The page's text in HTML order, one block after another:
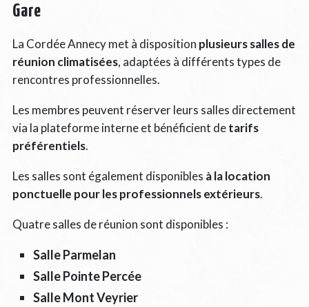
Gare
La Cordée Annecy met à disposition plusieurs salles de
réunion climatisées, adaptées à différents types de
rencontres professionnelles.
Les membres peuvent réserver leurs salles directement
via la plateforme interne et bénéficient detarifs
préférentiels.
Les salles sont également disponibles à la location
ponctuelle pour les professionnels extérieurs.
Quatre salles de réunion sont disponibles :
Salle Parmelan
Salle Pointe Percée
Salle Mont Veyrier